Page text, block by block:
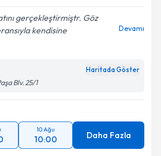
gerçekleştirmiştr. Göz
kendisine
Devamı
Haritada Göster
Blv. 25/1
10 Ağu
10:00 Daha Fazla